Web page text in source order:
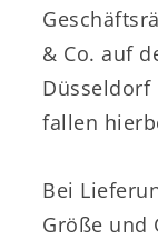
& Co. auf
Düsseldorf
fallen
Bei
Größe und